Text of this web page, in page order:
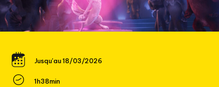
Jusqu'au 18/03/2026
1h38min